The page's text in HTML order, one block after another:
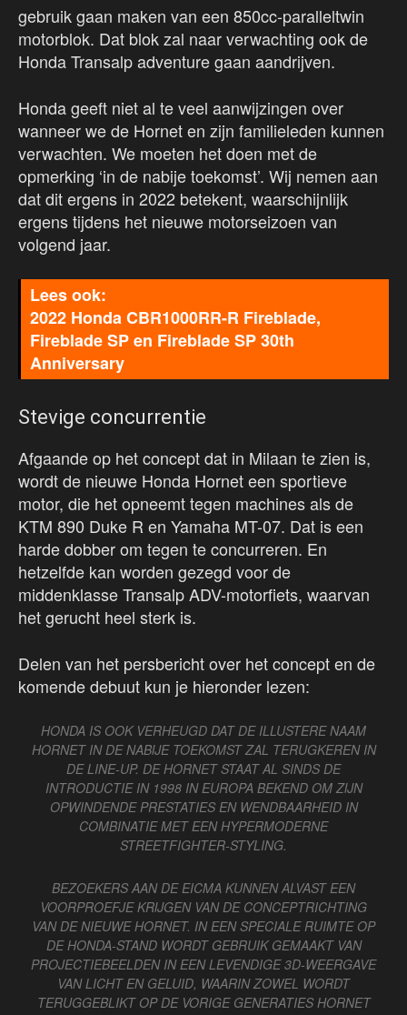
gebruik gaan maken van een 850cc-paralleltwin
motorblok. Dat blok zal naar verwachting ook de
Honda Transalp adventure gaan aandrijven.
Honda geeft niet al te veel aanwijzingen over
wanneer we de Hornet en zijn familieleden kunnen
verwachten. We moeten het doen met de
opmerking ‘in de nabije toekomst’. Wij nemen aan
dat dit ergens in 2022 betekent, waarschijnlijk
ergens tijdens het nieuwe motorseizoen van
volgend jaar.
2022 Honda CBR1000RR-R Fireblade,
Fireblade SP en Fireblade SP 30th
Anniversary
Stevige concurrentie
Afgaande op het concept dat in Milaan te zien is,
wordt de nieuwe Honda Hornet een sportieve
motor, die het opneemt tegen machines als de
KTM 890 Duke R en Yamaha MT-07. Dat is een
harde dobber om tegen te concurreren. En
hetzelfde kan worden gezegd voor de
middenklasse Transalp ADV-motorfiets, waarvan
het gerucht heel sterk is.
Delen van het persbericht over het concept en de
komende debuut kun je hieronder lezen:
HONDA IS OOK VERHEUGD DAT DE ILLUSTERE NAAM
HORNET IN DE NABIJE TOEKOMST ZAL TERUGKEREN IN
DE LINE-UP. DE HORNET STAAT AL SINDS DE
INTRODUCTIE IN 1998 IN EUROPA BEKEND OM ZIJN
OPWINDENDE PRESTATIES EN WENDBAARHEID IN
COMBINATIE MET EEN HYPERMODERNE
STREETFIGHTER-STYLING.
BEZOEKERS AAN DE EICMA KUNNEN ALVAST EEN
VOORPROEFJE KRIJGEN VAN DE CONCEPTRICHTING
VAN DE NIEUWE HORNET. IN EEN SPECIALE RUIMTE OP
DE HONDA-STAND WORDT GEBRUIK GEMAAKT VAN
PROJECTIEBEELDEN IN EEN LEVENDIGE 3D-WEERGAVE
VAN LICHT EN GELUID, WAARIN ZOWEL WORDT
TERUGGEBLIKT OP DE VORIGE GENERATIES HORNET